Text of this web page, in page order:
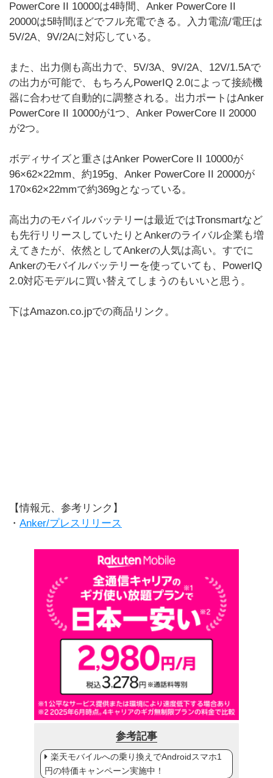
PowerCore II 10000は4時間、Anker PowerCore II
20000は5時間ほどでフル充電できる。入力電流/電圧は
5V/2A、9V/2Aに対応している。
また、出力側も高出力で、5V/3A、9V/2A、12V/1.5Aで
の出力が可能で、もちろんPowerIQ 2.0によって接続機
器に合わせて自動的に調整される。出力ポートはAnker
PowerCore II 10000が1つ、Anker PowerCore II 20000
が2つ。
ボディサイズと重さはAnker PowerCore II 10000が
96×62×22mm、約195g、Anker PowerCore II 20000が
170×62×22mmで約369gとなっている。
高出力のモバイルバッテリーは最近ではTronsmartなど
も先行リリースしていたりとAnkerのライバル企業も増
えてきたが、依然としてAnkerの人気は高い。すでに
Ankerのモバイルバッテリーを使っていても、PowerIQ
2.0対応モデルに買い替えてしまうのもいいと思う。
下はAmazon.co.jpでの商品リンク。
【情報元、参考リンク】
・ Anker/プレスリリース
参考記事
楽天モバイルへの乗り換えでAndroidスマホ1
円の特価キャンペーン実施中！